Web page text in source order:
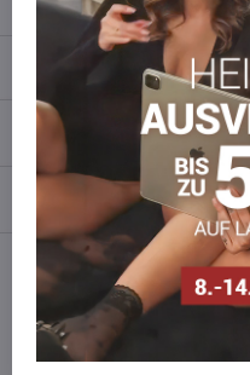
Bewertungen 0
0
FacebookTwitter Bluesky
Alternative